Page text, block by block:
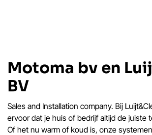
Motoma bv en
BV
Sales and Installation company. Bij
ervoor dat je huis of bedrijf altijd de juiste
Of het nu warm of koud is, onze